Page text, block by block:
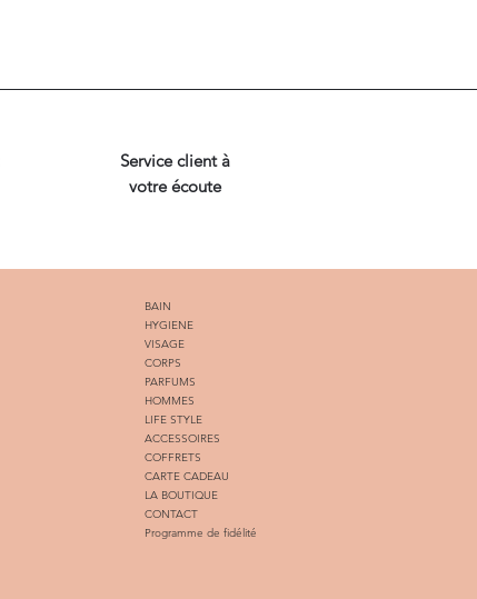
Service client à
votre écoute
BAIN
HYGIENE
VISAGE
CORPS
PARFUMS
HOMMES
LIFE STYLE
ACCESSOIRES
COFFRETS
CARTE CADEAU
LA BOUTIQUE
CONTACT
Programme de fidélité